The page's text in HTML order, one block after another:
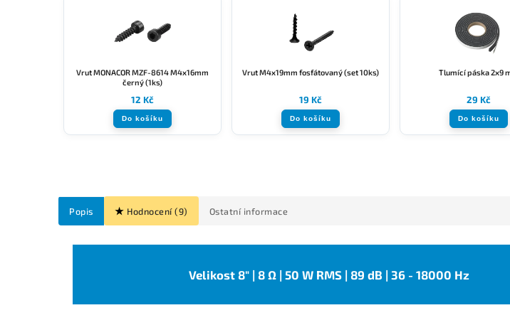
Vrut MONACOR MZF-8614 M4x16mm
černý (1ks)
12 Kč
Do košíku
Vrut M4x19mm fosfátovaný (set 10ks)
19 Kč
Do košíku
Tlumící páska 2x9
29 Kč
Do košíku
Popis Hodnocení (9) Ostatní informace
Velikost 8" | 8 Ω | 50 W RMS | 89 dB | 36 - 18000 Hz